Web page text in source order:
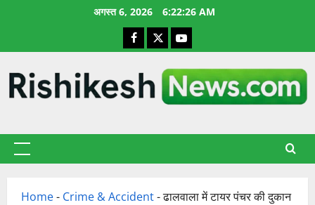
अगस्त 6, 2026 6:22:27 AM
Facebook
X YouTube
प्राथमिक
Home- Crime & Accident-ढालवाला में टायर पंचर की दुकान